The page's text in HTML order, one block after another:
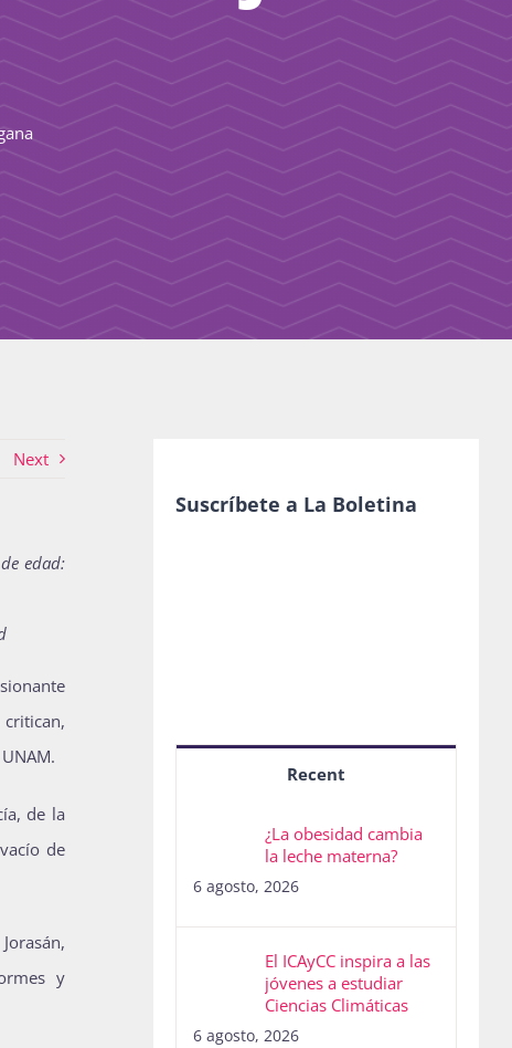
Next
edad:
de la
de
y
Suscríbete a La Boletina
Recent
¿La obesidad cambia
la leche materna?
6 agosto, 2026
El ICAyCC inspira a las
jóvenes a estudiar
Ciencias Climáticas
6 agosto, 2026